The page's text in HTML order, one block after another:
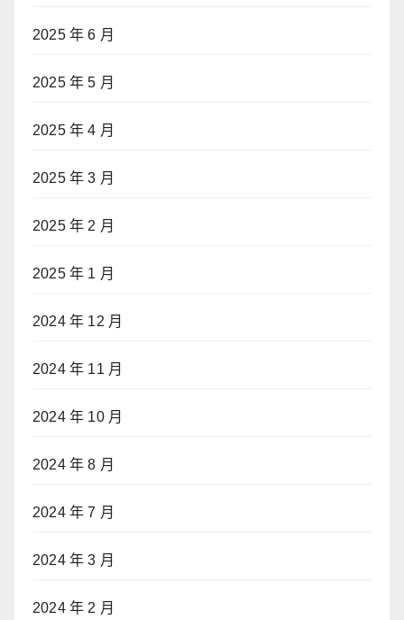
2025 年 6 月
2025 年 5 月
2025 年 4 月
2025 年 3 月
2025 年 2 月
2025 年 1 月
2024 年 12 月
2024 年 11 月
2024 年 10 月
2024 年 8 月
2024 年 7 月
2024 年 3 月
2024 年 2 月